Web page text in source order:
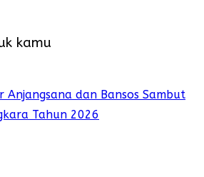
kamu
Anjangsana dan Bansos Sambut
Tahun 2026